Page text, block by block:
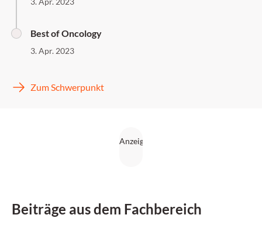
Best of Oncology
3. Apr. 2023
Zum Schwerpunkt
Beiträge aus dem Fachbereich